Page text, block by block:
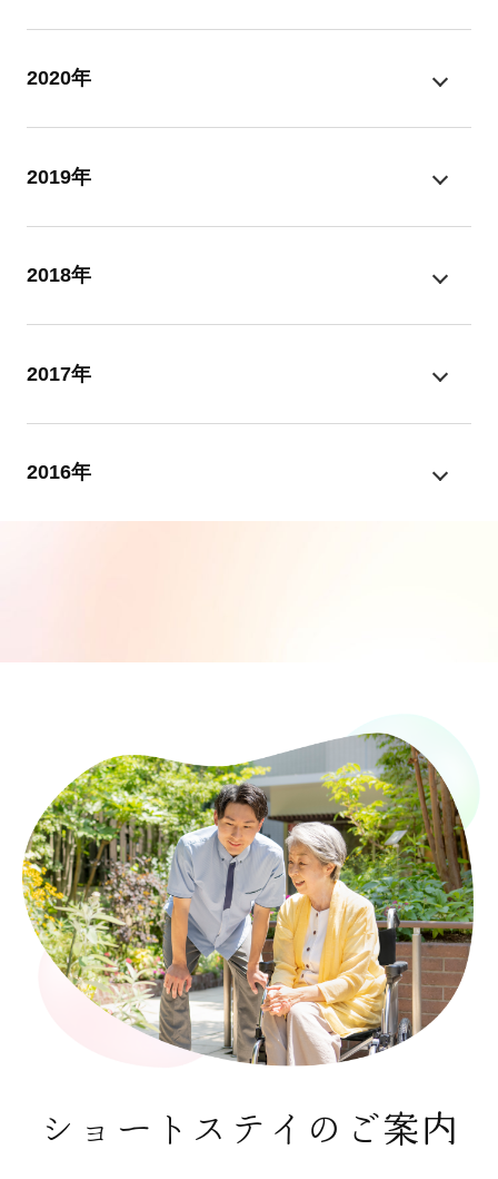
2020年
2019年
2018年
2017年
2016年
ショートステイのご案内